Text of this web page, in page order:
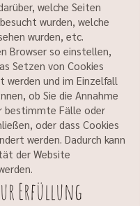
welche Seiten
wurden, welche
wurden, etc.
Browser so einstellen,
Setzen von Cookies
werden und im Einzelfall
ob Sie die Annahme
bestimmte Fälle oder
oder dass Cookies
werden. Dadurch kann
der Website
Erfüllung